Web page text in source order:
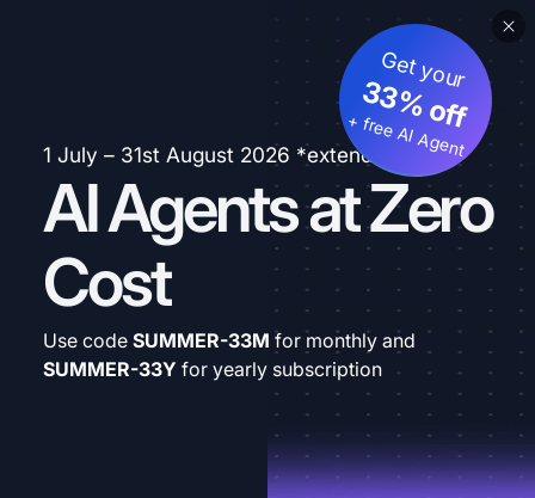
1 July – 31st August 2026 *extended
AI Agents at Zero
Cost
Get your
33% off
+ free AI Agent
Use code SUMMER-33M for monthly and
SUMMER-33Y for yearly subscription